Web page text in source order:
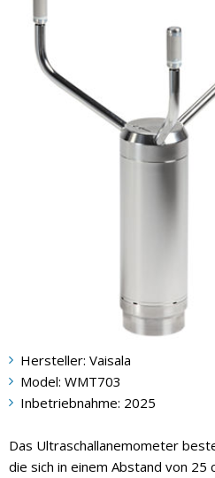
Hersteller: Vaisala
Model: WMT703
Inbetriebnahme: 2025
Das Ultraschallanemometer
die sich in einem Abstand von 25